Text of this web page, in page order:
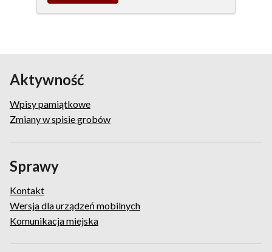
wpis
Aktywność
Wpisy pamiątkowe
Zmiany w spisie grobów
Sprawy
Kontakt
Wersja dla urządzeń mobilnych
Komunikacja miejska